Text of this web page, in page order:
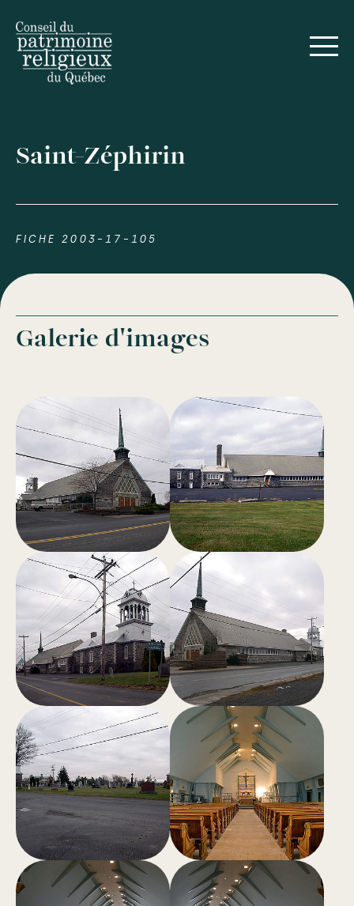
Saint-Zéphirin
FICHE 2003-17-105
Galerie d'images